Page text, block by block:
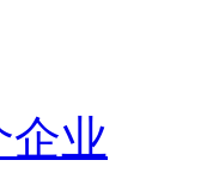
企业